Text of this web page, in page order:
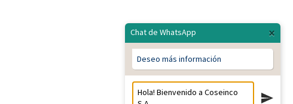
Chat de WhatsApp ×
Deseo más información